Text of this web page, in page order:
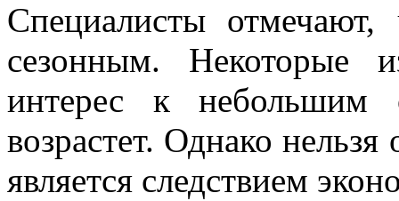
Специалисты
сезонным. Некоторые
интерес к небольшим
возрастет. Однако
является следствием